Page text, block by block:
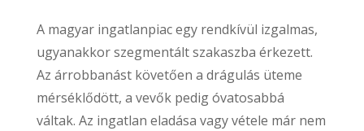
A magyar ingatlanpiac egy rendkívül izgalmas,
ugyanakkor szegmentált szakaszba érkezett.
Az árrobbanást követően a drágulás üteme
mérséklődött, a vevők pedig óvatosabbá
váltak. Az ingatlan eladása vagy vétele már nem